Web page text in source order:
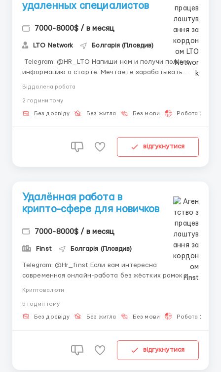
удаленных специалистов
7000-8000$ / в месяц
LTO Network Болгарія (Пловдив)
информацию о старте. Мечтаете зарабатывать
удаленно и развивать свои навыки одновременно?
привязки к офису, подстраивая график под себя.
Здесь вы будете учиться новым инструментам,
Віддалена робота
2 години тому
Без досвіду Без житла Без мови Робота 2-3
відгукнутися
Удалённая работа в
крипто-сфере для новичков
7000-8000$ / в месяц
Finst Болгарія (Пловдив)
Telegram: @Hr_finst Если вам интересна
современная онлайн-работа без жёстких рамок и
себя в цифровом направлении. Компания развивает
проекты в сфере онлайн-технологий и
Криптовалюти
5 годин тому
Без досвіду Без житла Без мови Робота 2-3
відгукнутися